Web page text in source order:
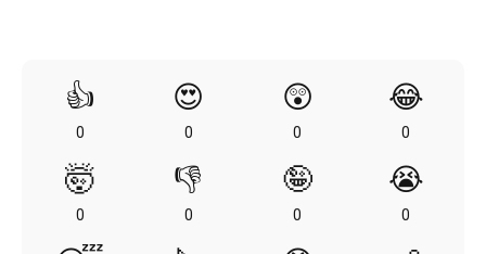
👍
0
😍
0
😲
0
😂
0
🤯
0
👎
0
🤪
0
😭
0